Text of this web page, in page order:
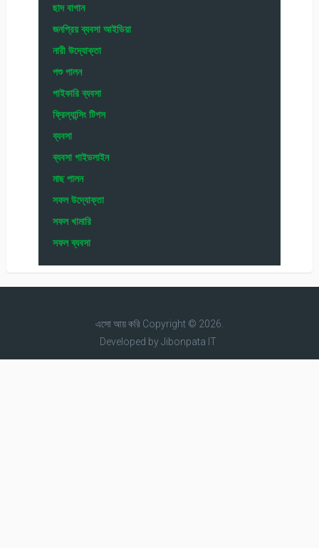
ছাদ বাগান
জনপ্রিয় ব্যবসা আইডিয়া
নারী উদ্যোক্তা
পশু পালন
পাইকারি ব্যবসা
ফ্রিল্যান্সিং টিপস
ব্যবসা
ব্যবসা গাইডলাইন
মাছ পালন
সফল উদ্যোক্তা
সফল খামারি
সফল ব্যবসা
এসো আয় করিCopyright © 2026.
Developed byJibonpata IT